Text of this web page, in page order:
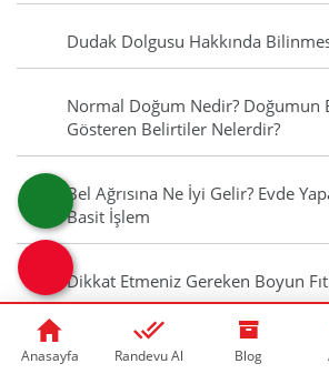
Dudak Dolgusu Hakkında
Normal Doğum Nedir? Doğumun
Gösteren Belirtiler Nelerdir?
Bel Ağrısına Ne İyi Gelir? Evde
Basit İşlem
Dikkat Etmeniz Gereken Boyun
Ferritin Nedir? Ferritin Düşüklüğü
Anasayfa Randevu Al Blog